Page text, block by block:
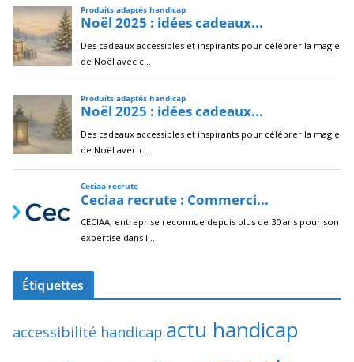
Étiquettes
accessibilité handicap actu handicap